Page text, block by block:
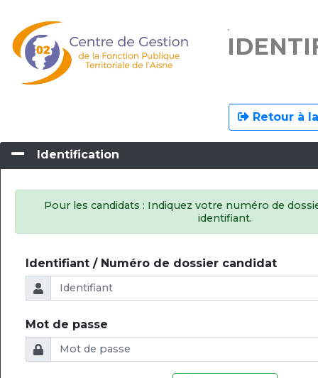
.
Retour à
Identification
Pour les candidats : Indiquez votre numéro de
identifiant.
Identifiant / Numéro de dossier candidat
Mot de passe